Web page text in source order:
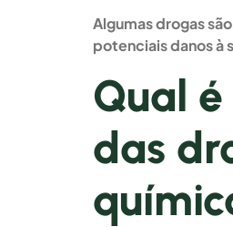
Algumas drogas
potenciais danos à
Qual
das